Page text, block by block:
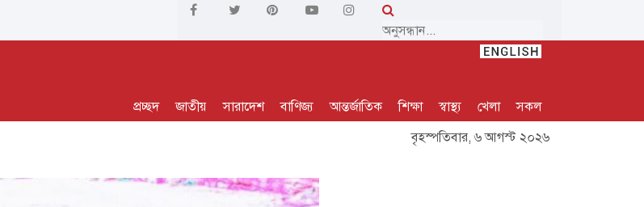
প্রচ্ছদ জাতীয় সারাদেশ বাণিজ্য আন্তর্জাতিক শিক্ষা স্বাস্থ্য খেলা
সকল
বৃহস্পতিবার, ৬ আগস্ট ২০২৬